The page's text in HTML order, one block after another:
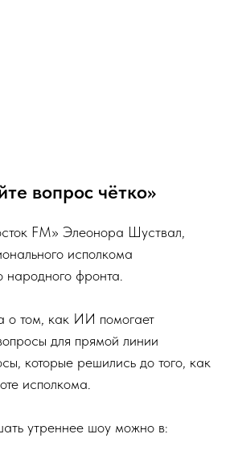
вопрос чётко»
FM» Элеонора Шуствал,
исполкома
фронта.
о том, как ИИ помогает
для прямой линии
которые решились до того, как
исполкома.
утреннее шоу можно в: